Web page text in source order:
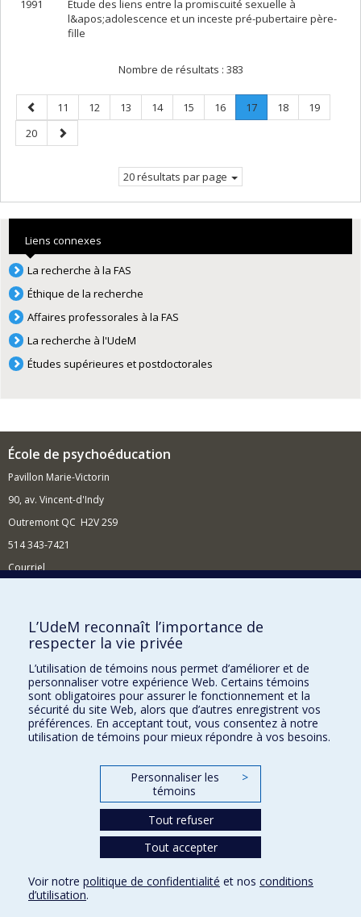
1991
Étude des liens entre la promiscuité sexuelle à
l&apos;adolescence et un inceste pré-pubertaire père-
fille
Nombre de résultats : 383
Page
précédente
Page
11 Page
12 Page
13 Page
14 Page
15 Page
16 Page
17.
Page
Page
18 Page
19
Page
20
Page
suivante
20 résultats par page
Liens connexes
La recherche à la FAS
Éthique de la recherche
Affaires professorales à la FAS
La recherche à l'UdeM
Études supérieures et postdoctorales
École de psychoéducation
Pavillon Marie-Victorin
90, av. Vincent-d'Indy
Outremont QC H2V 2S9
514 343-7421
Courriel
Comment soutenir l'École?
BESOIN D'AIDE?
Plan du site
Signaler une erreur
Accessibilité
FACULTÉ DES ARTS ET DES SCIENCES
Nos départements et écoles
Conditions d’utilisation
L’UdeM reconnaît l’importance de
respecter la vie privée
L’utilisation de témoins nous permet d’améliorer et de
personnaliser votre expérience Web. Certains témoins
sont obligatoires pour assurer le fonctionnement et la
sécurité du site Web, alors que d’autres enregistrent vos
préférences. En acceptant tout, vous consentez à notre
utilisation de témoins pour mieux répondre à vos besoins.
Personnaliser les
témoins
>
Tout refuser
Tout accepter
Voir notre politique de confidentialité et nos conditions
d’utilisation.